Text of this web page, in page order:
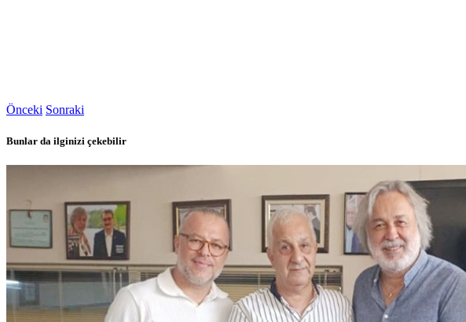
Önceki Sonraki
Bunlar da ilginizi çekebilir